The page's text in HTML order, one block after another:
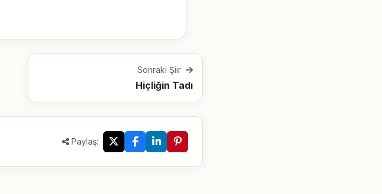
Sonraki Şiir
Hiçliğin Tadı
Paylaş: